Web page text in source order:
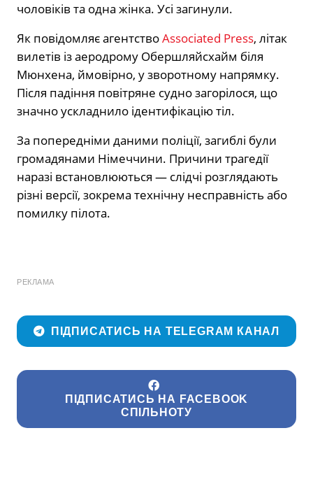
чоловіків та одна жінка. Усі загинули.
Як повідомляє агентствоAssociated Press, літак
вилетів із аеродрому Обершляйсхайм біля
Мюнхена, ймовірно, у зворотному напрямку.
Після падіння повітряне судно загорілося, що
значно ускладнило ідентифікацію тіл.
За попередніми даними поліції, загиблі були
громадянами Німеччини. Причини трагедії
наразі встановлюються — слідчі розглядають
різні версії, зокрема технічну несправність або
помилку пілота.
РЕКЛАМА
ПІДПИСАТИСЬ НА TELEGRAM КАНАЛ
ПІДПИСАТИСЬ НА FACEBOOK
СПІЛЬНОТУ